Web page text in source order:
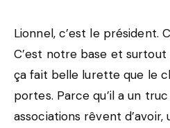
Lionnel, c’est le président.
C’est notre base et surtout
ça fait belle lurette que le
portes. Parce qu’il a un
associations rêvent